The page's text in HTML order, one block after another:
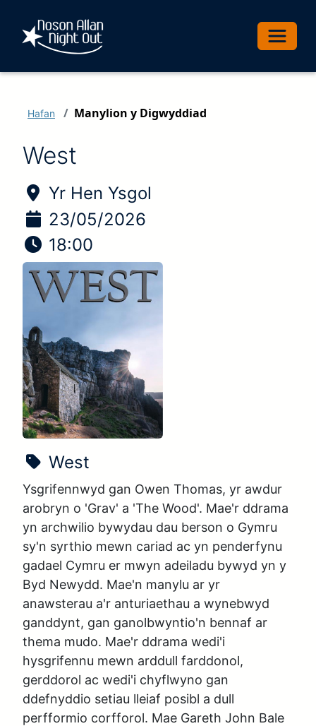
Hafan Manylion y Digwyddiad
West
Lleoliad y digwyddiad:
Yr Hen Ysgol
Dyddiad y digwyddiad
23/05/2026
Amser y digwyddiad
18:00
Enw'r sioe:
West
Ysgrifennwyd gan Owen Thomas, yr awdur
arobryn o 'Grav' a 'The Wood'. Mae'r ddrama
yn archwilio bywydau dau berson o Gymru
sy'n syrthio mewn cariad ac yn penderfynu
gadael Cymru er mwyn adeiladu bywyd yn y
Byd Newydd. Mae'n manylu ar yr
anawsterau a'r anturiaethau a wynebwyd
ganddynt, gan ganolbwyntio'n bennaf ar
thema mudo. Mae'r ddrama wedi'i
hysgrifennu mewn arddull farddonol,
gerddorol ac wedi'i chyflwyno gan
ddefnyddio setiau lleiaf posibl a dull
perfformio corfforol. Mae Gareth John Bale